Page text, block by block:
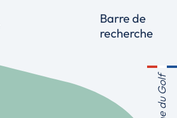
Barre de
recherche